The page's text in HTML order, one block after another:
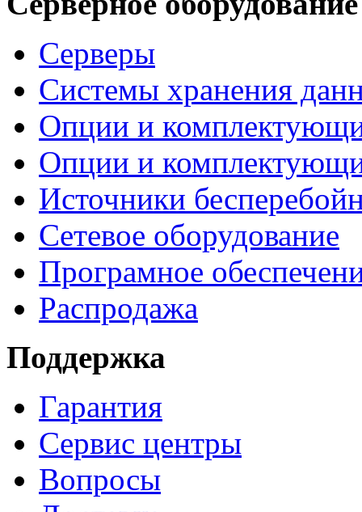
Серверы
Системы хранения
Опции и
Опции и
Источники
Сетевое оборудование
Програмное
Распродажа
Поддержка
Гарантия
Сервис центры
Вопросы